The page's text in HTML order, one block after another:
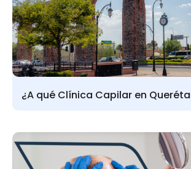
¿A qué Clínica Capilar en